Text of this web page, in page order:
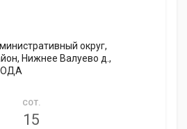
округ,
Нижнее Валуево д.,
СОТ.
15